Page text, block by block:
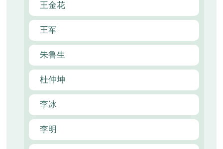
王金花
王军
朱鲁生
杜仲坤
李冰
李明